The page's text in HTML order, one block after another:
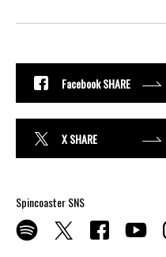
Facebook SHARE
X SHARE
Spincoaster SNS